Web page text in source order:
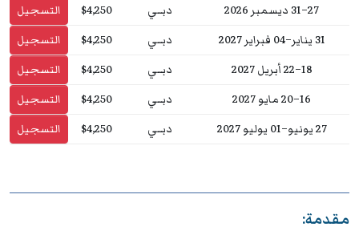
27–31 ديسمبر 2026
دبــي $4,250
التسجيل
31 يناير–04 فبراير 2027
دبــي $4,250
التسجيل
18–22 أبريل 2027
دبــي $4,250
التسجيل
16–20 مايو 2027
دبــي $4,250
التسجيل
27 يونيو–01 يوليو 2027
دبــي $4,250 التسجيل
مقدمة: